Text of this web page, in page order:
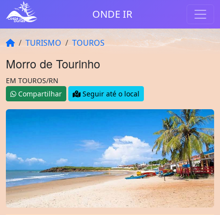
ONDE IR
TURISMO TOUROS
Morro de Tourinho
EM TOUROS/RN
Compartilhar
Seguir até o local